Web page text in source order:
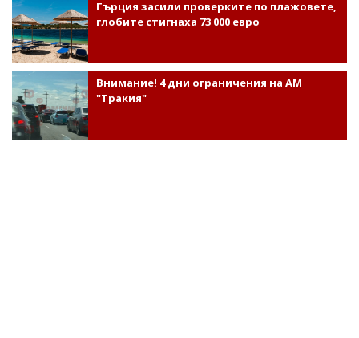
Гърция засили проверките по плажовете,
глобите стигнаха 73 000 евро
Внимание! 4 дни ограничения на АМ
"Тракия"